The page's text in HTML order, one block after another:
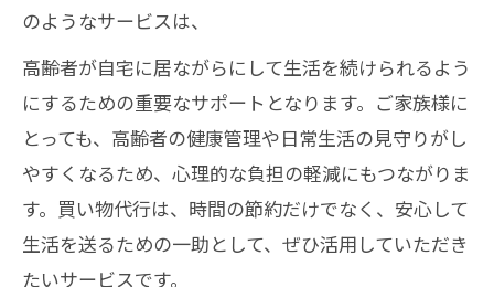
のようなサービスは、
高齢者が自宅に居ながらにして生活を続けられるよう
にするための重要なサポートとなります。ご家族様に
とっても、高齢者の健康管理や日常生活の見守りがし
やすくなるため、心理的な負担の軽減にもつながりま
す。買い物代行は、時間の節約だけでなく、安心して
生活を送るための一助として、ぜひ活用していただき
たいサービスです。